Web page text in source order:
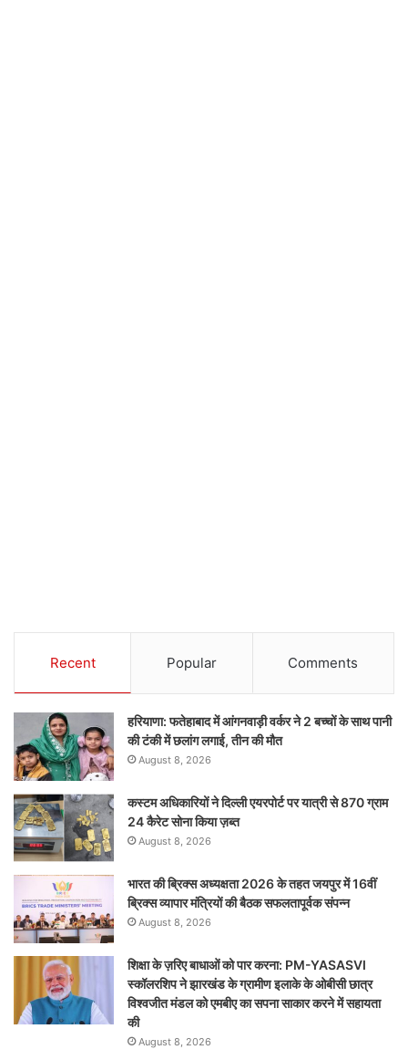
Recent Popular Comments
हरियाणा: फतेहाबाद में आंगनवाड़ी वर्कर ने 2 बच्चों के साथ पानी
की टंकी में छलांग लगाई, तीन की मौत
August 8, 2026
कस्टम अधिकारियों ने दिल्ली एयरपोर्ट पर यात्री से 870 ग्राम
24 कैरेट सोना किया ज़ब्त
August 8, 2026
भारत की ब्रिक्‍स अध्यक्षता 2026 के तहत जयपुर में 16वीं
ब्रिक्‍स व्यापार मंत्रियों की बैठक सफलतापूर्वक संपन्न
August 8, 2026
शिक्षा के ज़रिए बाधाओं को पार करना: PM-YASASVI
स्कॉलरशिप ने झारखंड के ग्रामीण इलाके के ओबीसी छात्र
विश्वजीत मंडल को एमबीए का सपना साकार करने में सहायता
की
August 8, 2026